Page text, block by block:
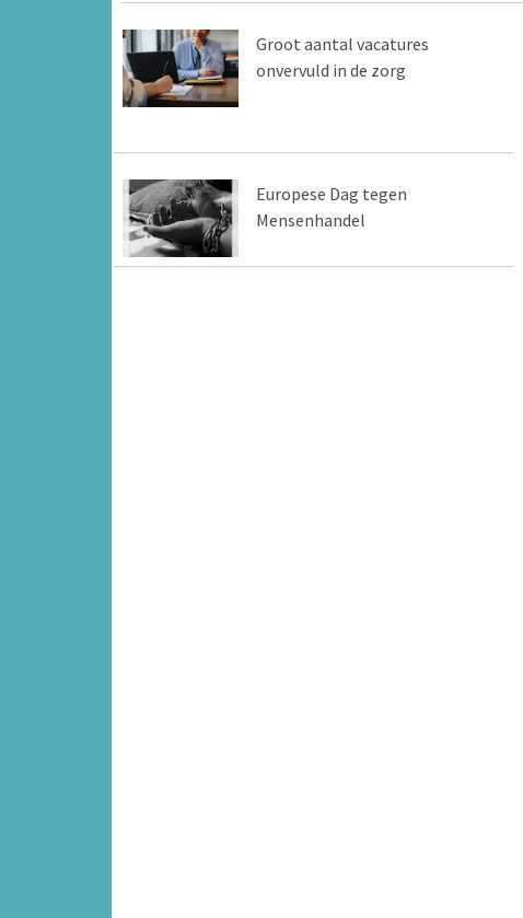
Groot aantal vacatures
onvervuld in de zorg
Europese Dag tegen
Mensenhandel